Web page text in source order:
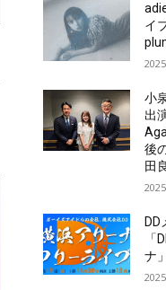
イ
小
出
後
田
DD
「
ナ